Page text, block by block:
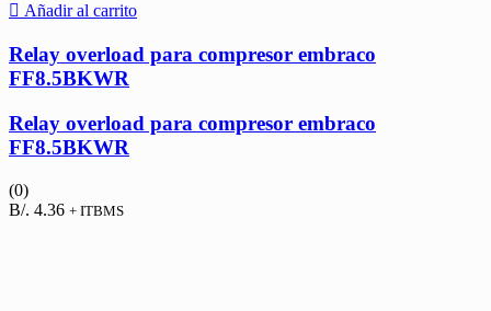
Añadir al carrito
Relay overload para compresor embraco
FF8.5BKWR
Relay overload para compresor embraco
FF8.5BKWR
(0)
B/. 4.36 + ITBMS